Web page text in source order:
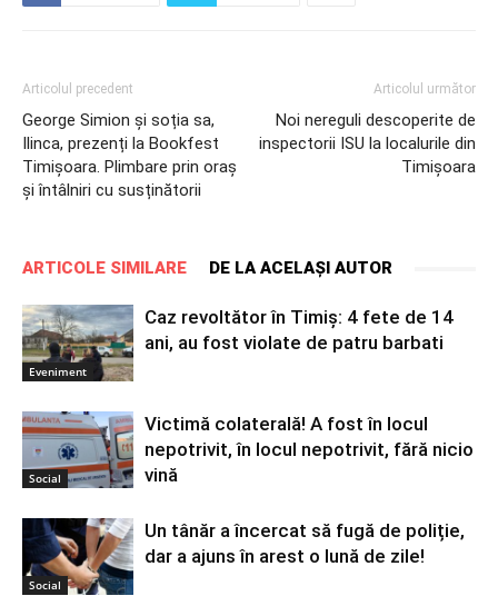
Articolul precedent
George Simion și soția sa,
Ilinca, prezenți la Bookfest
Timișoara. Plimbare prin oraș
și întâlniri cu susținătorii
Articolul următor
Noi nereguli descoperite de
inspectorii ISU la localurile din
Timișoara
ARTICOLE SIMILARE DE LA ACELAȘI AUTOR
Eveniment
Caz revoltător în Timiș: 4 fete de 14
ani, au fost violate de patru barbati
Social
Victimă colaterală! A fost în locul
nepotrivit, în locul nepotrivit, fără nicio
vină
Social
Un tânăr a încercat să fugă de poliție,
dar a ajuns în arest o lună de zile!